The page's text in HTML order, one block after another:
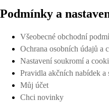
Podmínky a
Všeobecné obchodní
Ochrana osobních údajů a
Nastavení soukromí a
Pravidla akčních nabídek a
Můj účet
Chci novinky